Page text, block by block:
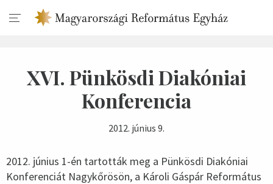
XVI. Pünkösdi Diakóniai
Konferencia
2012. június 9.
2012. június 1-én tartották meg a Pünkösdi Diakóniai
Konferenciát Nagykőrösön, a Károli Gáspár Református